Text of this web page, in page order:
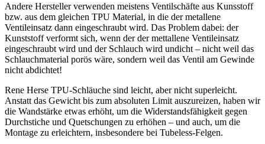
Andere Hersteller verwenden meistens Ventilschäfte aus Kunsstoff
bzw. aus dem gleichen TPU Material, in die der metallene
Ventileinsatz dann eingeschraubt wird. Das Problem dabei: der
Kunststoff verformt sich, wenn der der mettallene Ventileinsatz
eingeschraubt wird und der Schlauch wird undicht – nicht weil das
Schlauchmaterial porös wäre, sondern weil das Ventil am Gewinde
nicht abdichtet!
Rene Herse TPU-Schläuche sind leicht, aber nicht superleicht.
Anstatt das Gewicht bis zum absoluten Limit auszureizen, haben wir
die Wandstärke etwas erhöht, um die Widerstandsfähigkeit gegen
Durchstiche und Quetschungen zu erhöhen – und auch, um die
Montage zu erleichtern, insbesondere bei Tubeless-Felgen.